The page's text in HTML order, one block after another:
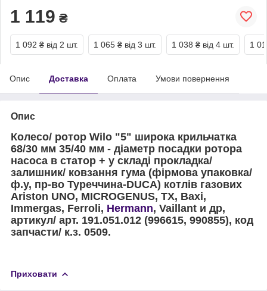
1 119 ₴
1 092 ₴ від 2 шт. 1 065 ₴ від 3 шт. 1 038 ₴ від 4 шт. 1
Опис Доставка Оплата Умови повернення
Опис
Колесо/ ротор Wilo "5" широка крильчатка
68/30 мм 35/40 мм - діаметр посадки ротора
насоса в статор + у складі прокладка/
залишник/ ковзання гума (фірмова упаковка/
ф.у, пр-во Туреччина-DUCA) котлів газових
Ariston UNO, MICROGENUS, TX, Baxi,
Immergas, Ferroli, Hermann, Vaillant и др,
артикул/ арт. 191.051.012 (996615, 990855), код
запчасти/ к.з. 0509.
Приховати